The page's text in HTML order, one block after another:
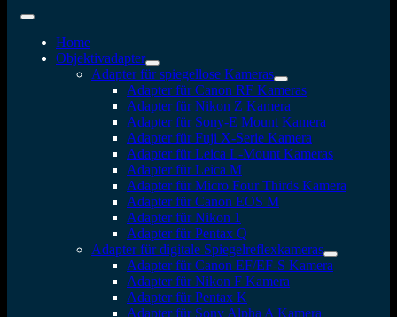
Home
Objektivadapter
Adapter für spiegellose Kameras
Adapter für Canon RF Kameras
Adapter für Nikon Z Kamera
Adapter für Sony-E Mount Kamera
Adapter für Fuji X-Serie Kamera
Adapter für Leica L-Mount Kameras
Adapter für Leica M
Adapter für Micro Four Thirds Kamera
Adapter für Canon EOS M
Adapter für Nikon 1
Adapter für Pentax Q
Adapter für digitale Spiegelreflexkameras
Adapter für Canon EF/EF-S Kamera
Adapter für Nikon F Kamera
Adapter für Pentax K
Adapter für Sony Alpha A Kamera